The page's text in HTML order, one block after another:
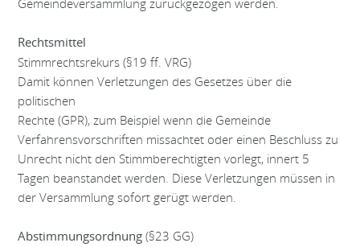
Gemeindeversammlung zurückgezogen werden.
Rechtsmittel
Stimmrechtsrekurs (§19 ff. VRG)
Damit können Verletzungen des Gesetzes über die
politischen
Rechte (GPR), zum Beispiel wenn die Gemeinde
Verfahrensvorschriften missachtet oder einen Beschluss zu
Unrecht nicht den Stimmberechtigten vorlegt, innert 5
Tagen beanstandet werden. Diese Verletzungen müssen in
der Versammlung sofort gerügt werden.
Abstimmungsordnung (§23 GG)